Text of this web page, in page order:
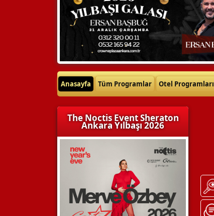
Anasayfa Tüm Programlar Otel Programları
The Noctis Event Sheraton
Ankara Yılbaşı 2026